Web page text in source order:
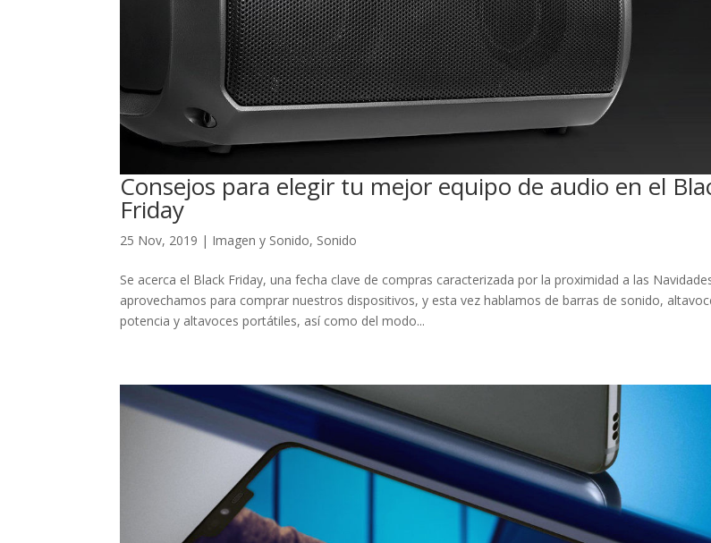
Consejos para elegir tu mejor equipo de audio en el
Friday
25 Nov, 2019 | Imagen y Sonido, Sonido
Se acerca el Black Friday, una fecha clave de compras caracterizada por la proximidad a las
aprovechamos para comprar nuestros dispositivos, y esta vez hablamos de barras de sonido,
potencia y altavoces portátiles, así como del modo...